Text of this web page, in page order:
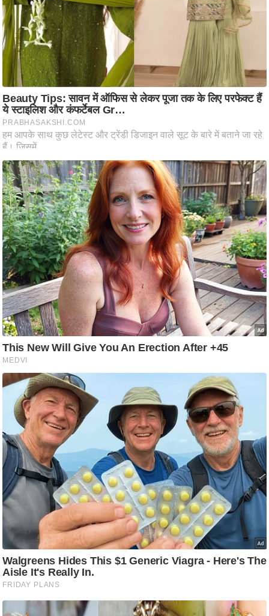
स्तं
भ
ए
म
.
र
.
आ
.
चा
य
प
र
स
मी
क्षा
ध
र्म
ज्यो
ति
ष
प्र
भु
म
हि
मा
/
ध
र्म
स्थ
ल
व्र
त
त्यो
हा